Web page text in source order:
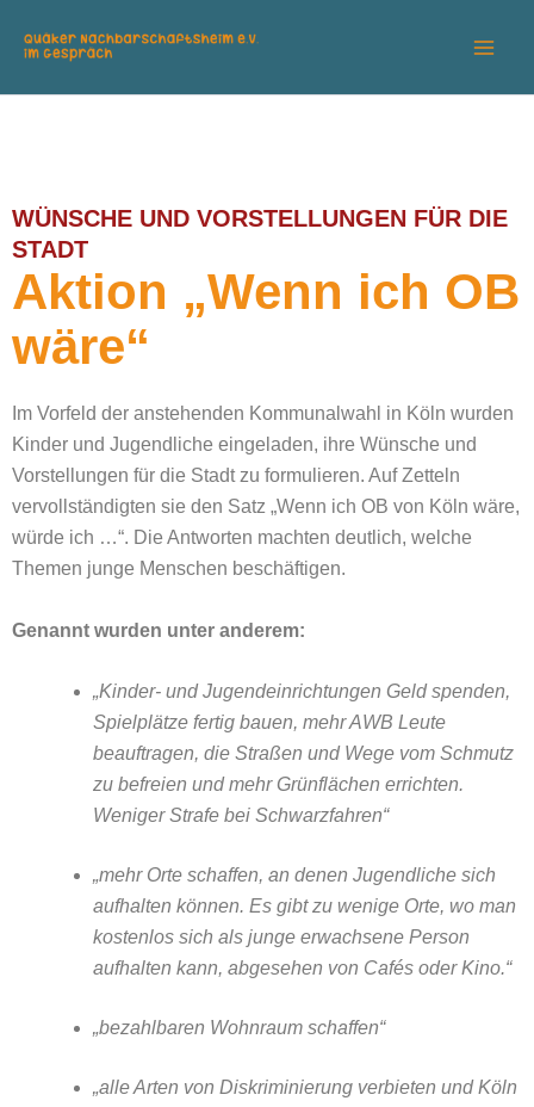
Inhalt
WÜNSCHE UND VORSTELLUNGEN FÜR DIE
STADT
Aktion „Wenn ich OB
wäre“
Im Vorfeld der anstehenden Kommunalwahl in Köln wurden
Kinder und Jugendliche eingeladen, ihre Wünsche und
Vorstellungen für die Stadt zu formulieren. Auf Zetteln
vervollständigten sie den Satz „Wenn ich OB von Köln wäre,
würde ich …“. Die Antworten machten deutlich, welche
Themen junge Menschen beschäftigen.
Genannt wurden unter anderem:
„Kinder- und Jugendeinrichtungen Geld spenden,
Spielplätze fertig bauen, mehr AWB Leute
beauftragen, die Straßen und Wege vom Schmutz
zu befreien und mehr Grünflächen errichten.
Weniger Strafe bei Schwarzfahren“
„mehr Orte schaffen, an denen Jugendliche sich
aufhalten können. Es gibt zu wenige Orte, wo man
kostenlos sich als junge erwachsene Person
aufhalten kann, abgesehen von Cafés oder Kino.“
„bezahlbaren Wohnraum schaffen“
„alle Arten von Diskriminierung verbieten und Köln